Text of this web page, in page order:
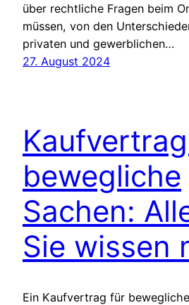
über rechtliche Fragen beim
müssen, von den
privaten und gewerblichen…
27. August 2024
bewegliche
Sachen:
Sie wissen
Ein Kaufvertrag für